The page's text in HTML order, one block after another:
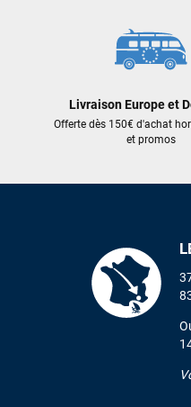
Livraison Europe et
Offerte dès 150€ d'achat
et promos